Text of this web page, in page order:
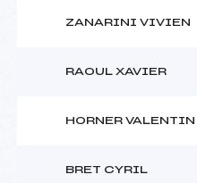
ZANARINI VIVIEN
RAOUL XAVIER
HORNER VALENTIN
BRET CYRIL